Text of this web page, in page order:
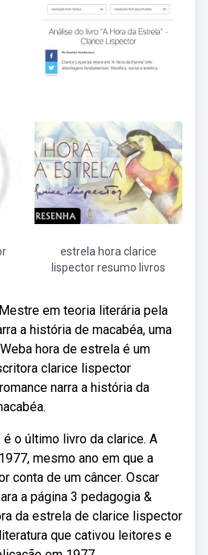
estrela hora clarice
lispector resumo livros
em teoria literária pela
a história de macabéa, uma
hora de estrela é um
clarice lispector
narra a história da
é o último livro da clarice. A
mesmo ano em que a
conta de um câncer. Oscar
a página 3 pedagogia &
da estrela de clarice lispector
que cativou leitores e